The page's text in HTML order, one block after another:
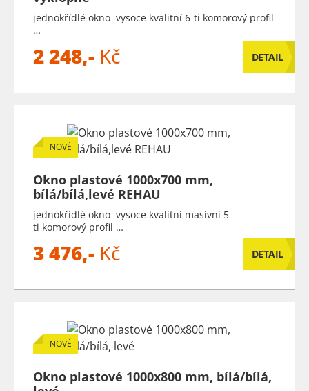
jednokřídlé okno vysoce kvalitní 6-ti komorový profil
…
2 248,- Kč DETAIL
NOVÉ
Okno plastové 1000x700 mm,
bílá/bílá,levé REHAU
jednokřídlé okno vysoce kvalitní masivní 5-
ti komorový profil …
3 476,- Kč DETAIL
NOVÉ
Okno plastové 1000x800 mm, bílá/bílá,